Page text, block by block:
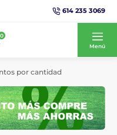
614 235 3069
0
Menú
por cantidad